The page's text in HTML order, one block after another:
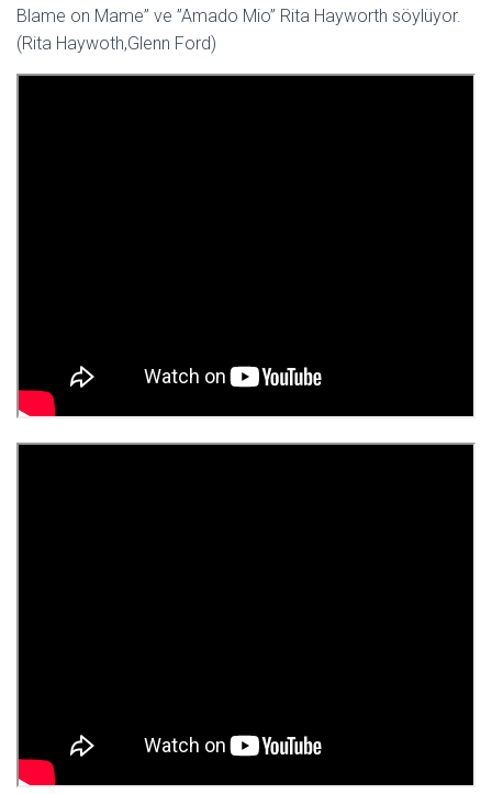
Blame on Mame” ve ”Amado Mio” Rita Hayworth söylüyor.
(Rita Haywoth,Glenn Ford)